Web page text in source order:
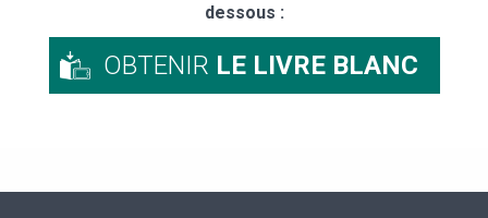
dessous :
OBTENIR LE LIVRE BLANC